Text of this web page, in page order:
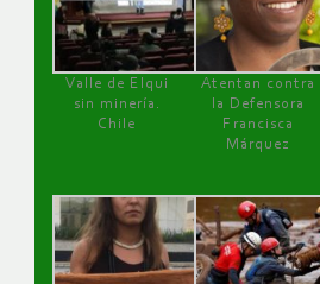
Valle de Elqui
sin minería.
Chile
Atentan contra
la Defensora
Francisca
Márquez